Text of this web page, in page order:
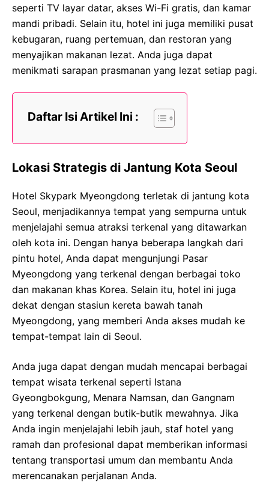
seperti TV layar datar, akses Wi-Fi gratis, dan kamar
mandi pribadi. Selain itu, hotel ini juga memiliki pusat
kebugaran, ruang pertemuan, dan restoran yang
menyajikan makanan lezat. Anda juga dapat
menikmati sarapan prasmanan yang lezat setiap pagi.
Daftar Isi Artikel Ini :
Lokasi Strategis di Jantung Kota Seoul
Hotel Skypark Myeongdong terletak di jantung kota
Seoul, menjadikannya tempat yang sempurna untuk
menjelajahi semua atraksi terkenal yang ditawarkan
oleh kota ini. Dengan hanya beberapa langkah dari
pintu hotel, Anda dapat mengunjungi Pasar
Myeongdong yang terkenal dengan berbagai toko
dan makanan khas Korea. Selain itu, hotel ini juga
dekat dengan stasiun kereta bawah tanah
Myeongdong, yang memberi Anda akses mudah ke
tempat-tempat lain di Seoul.
Anda juga dapat dengan mudah mencapai berbagai
tempat wisata terkenal seperti Istana
Gyeongbokgung, Menara Namsan, dan Gangnam
yang terkenal dengan butik-butik mewahnya. Jika
Anda ingin menjelajahi lebih jauh, staf hotel yang
ramah dan profesional dapat memberikan informasi
tentang transportasi umum dan membantu Anda
merencanakan perjalanan Anda.